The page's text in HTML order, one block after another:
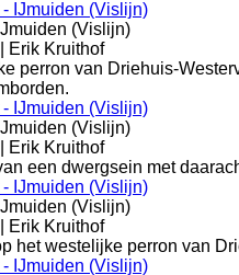
(Vislijn)
Erik Kruithof
perron van Driehuis-
(Vislijn)
Erik Kruithof
een dwergsein met
(Vislijn)
Erik Kruithof
het westelijke perron van